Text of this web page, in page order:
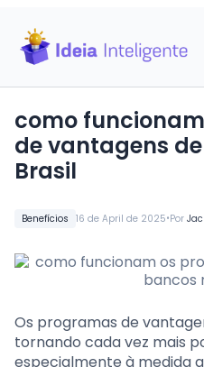
Benefícios 16 de April de 2025•Por
como
de vantagens
Brasil
Os programas de
tornando cada vez mais
especialmente à medida